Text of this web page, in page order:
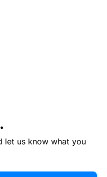
let us know what you